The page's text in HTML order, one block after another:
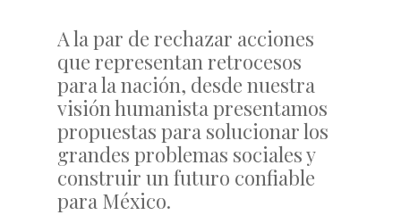
A la par de rechazar acciones
que representan retrocesos
para la nación, desde nuestra
visión humanista presentamos
propuestas para solucionar los
grandes problemas sociales y
construir un futuro confiable
para México.